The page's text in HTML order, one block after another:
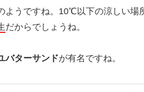
ようですね。10℃以下の涼しい場
だからでしょうね。
バターサンドが有名ですね。